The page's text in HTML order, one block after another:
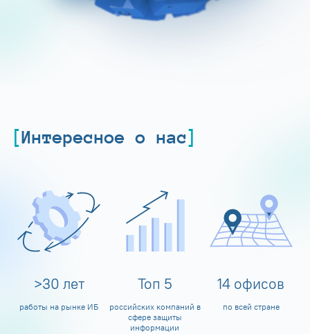
Интересное о нас
>30 лет
работы на рынке ИБ
Топ 5
российских компаний в
сфере защиты
информации
14 офисов
по всей стране